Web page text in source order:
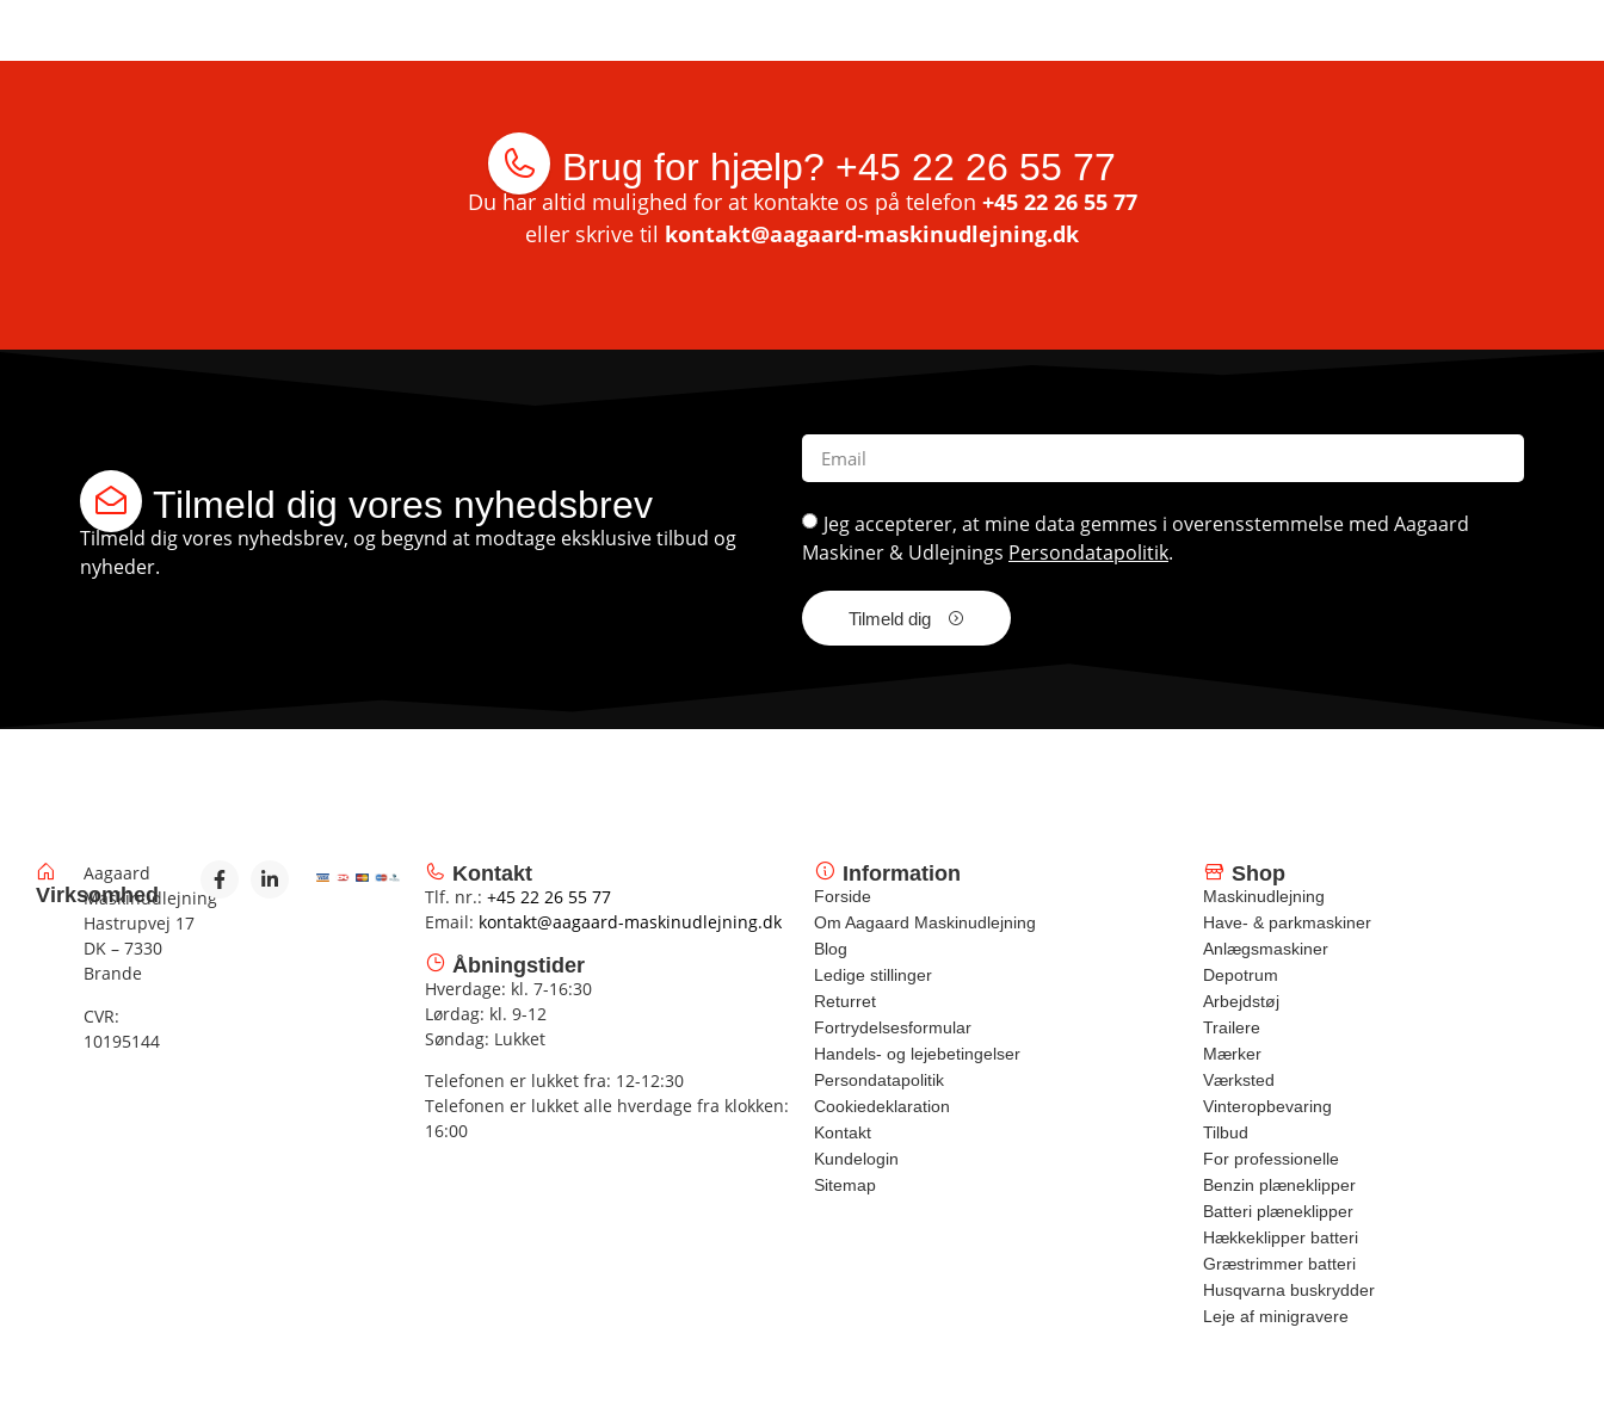
Brug for hjælp? +45 22 26 55 77
Du har altid mulighed for at kontakte os på telefon +45 22 26 55 77
eller skrive til kontakt@aagaard-maskinudlejning.dk
Tilmeld dig vores nyhedsbrev
Tilmeld dig vores nyhedsbrev, og begynd at modtage eksklusive tilbud og
nyheder.
Jeg accepterer, at mine data gemmes i overensstemmelse med Aagaard
Maskiner & Udlejnings Persondatapolitik.
Tilmeld dig
Virksomhed
Aagaard
Maskinudlejning
Hastrupvej 17
DK – 7330
Brande
CVR:
10195144
Kontakt
Tlf. nr.: +45 22 26 55 77
Email: kontakt@aagaard-maskinudlejning.dk
Åbningstider
Hverdage: kl. 7-16:30
Lørdag: kl. 9-12
Søndag: Lukket
Telefonen er lukket fra: 12-12:30
Telefonen er lukket alle hverdage fra klokken:
16:00
Information
Forside
Om Aagaard Maskinudlejning
Blog
Ledige stillinger
Returret
Fortrydelsesformular
Handels- og lejebetingelser
Persondatapolitik
Cookiedeklaration
Kontakt
Kundelogin
Sitemap
Shop
Maskinudlejning
Have- & parkmaskiner
Anlægsmaskiner
Depotrum
Arbejdstøj
Trailere
Mærker
Værksted
Vinteropbevaring
Tilbud
For professionelle
Benzin plæneklipper
Batteri plæneklipper
Hækkeklipper batteri
Græstrimmer batteri
Husqvarna buskrydder
Leje af minigravere